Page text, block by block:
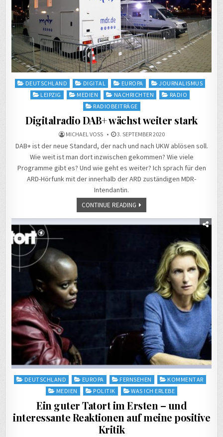
PostedDEUTSCHLAND DIGITAL EUROPA
JOURNALISMUS
LEIPZIG
MEDIEN NACHRICHTEN
RADIO
RADIOBEITRÄGE
Digitalradio DAB+ wächst weiter stark
MICHAEL VOSS 3. SEPTEMBER 2020
DAB+ ist der neue Standard, der nach und nach UKW ablösen soll.
Wie weit ist man dort inzwischen gekommen? Wie viele
Programme gibt es? Und wie geht es weiter? Ich sprach für den
ARD-Hörfunk mit der innerhalb der ARD zuständigen MDR-
Intendantin.
CONTINUE READING
PostedDEUTSCHLAND EUROPA FERNSEHEN
KOMMENTAR
MEDIEN
POLITIK WAS ICH ERLEBE
Ein guter Tatort im Ersten – und
interessante Reaktionen auf meine positive
Kritik